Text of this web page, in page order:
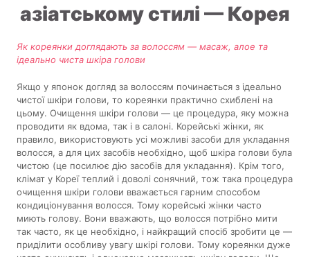
азіатському стилі — Корея
Як кореянки доглядають за волоссям — масаж, алое та
ідеально чиста шкіра голови
Якщо у японок догляд за волоссям починається з ідеально
чистої шкіри голови, то кореянки практично схиблені на
цьому. Очищення шкіри голови — це процедура, яку можна
проводити як вдома, так і в салоні. Корейські жінки, як
правило, використовують усі можливі засоби для укладання
волосся, а для цих засобів необхідно, щоб шкіра голови була
чистою (це посилює дію засобів для укладання). Крім того,
клімат у Кореї теплий і доволі сонячний, тож така процедура
очищення шкіри голови вважається гарним способом
кондиціонування волосся. Тому корейські жінки часто
миють голову. Вони вважають, що волосся потрібно мити
так часто, як це необхідно, і найкращий спосіб зробити це —
приділити особливу увагу шкірі голови. Тому кореянки дуже